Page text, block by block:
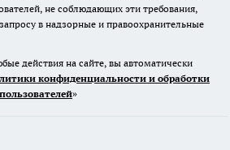
не соблюдающих эти требования,
в надзорные и правоохранительные
действия на сайте, вы автоматически
конфиденциальности и обработки
»